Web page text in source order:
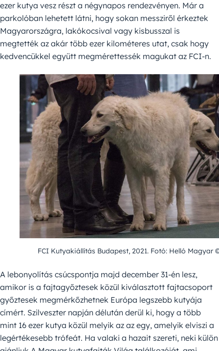
ezer kutya vesz részt a négynapos rendezvényen. Már a
parkolóban lehetett látni, hogy sokan messziről érkeztek
Magyarországra, lakókocsival vagy kisbusszal is
megtették az akár több ezer kilométeres utat, csak hogy
kedvencükkel együtt megmérettessék magukat az FCI-n.
FCI Kutyakiállítás Budapest, 2021. Fotó: Helló Magyar
A lebonyolítás csúcspontja majd december 31-én lesz,
amikor is a fajtagyőztesek közül kiválasztott fajtacsoport
győztesek megmérkőzhetnek Európa legszebb kutyája
címért. Szilveszter napján délután derül ki, hogy a több
mint 16 ezer kutya közül melyik az az egy, amelyik elviszi a
legértékesebb trófeát. Ha valaki a hazait szereti, neki külön